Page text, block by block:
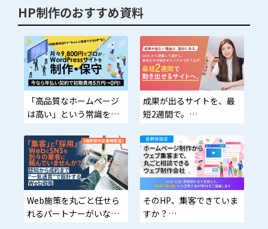
HP制作のおすすめ資料
「高品質なホームページ
は高い」という常識を
社や個人事業主でもリス
ク少なく“集客できる
HP”を持てます。
成果が出るサイトを、最
短2週間で。
GOALから逆算した設計
で、完全オリジナルの法
人向けWEBサイトを企
画・制作・運用まで一貫
支援。「とりあえず作
る」ではなく、「成果に
つながる導線」まで設計
Web施策を丸ごと任せら
れるパートナーがいな
そのHP、集客できていま
すか？